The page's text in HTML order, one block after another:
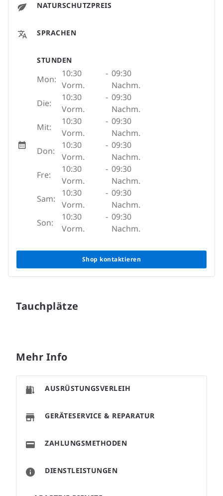
NATURSCHUTZPREIS
SPRACHEN
STUNDEN
Mon:
10:30
Vorm.
- 09:30
Nachm.
Die:
10:30
Vorm.
- 09:30
Nachm.
Mit:
10:30
Vorm.
- 09:30
Nachm.
Don:
10:30
Vorm.
- 09:30
Nachm.
Fre:
10:30
Vorm.
- 09:30
Nachm.
Sam:
10:30
Vorm.
- 09:30
Nachm.
Son:
10:30
Vorm.
- 09:30
Nachm.
Shop kontaktieren
Tauchplätze
Mehr Info
DIENSTLEISTUNGEN
AUSRÜSTUNGSVERLEIH
GERÄTESERVICE & REPARATUR
ZAHLUNGSMETHODEN